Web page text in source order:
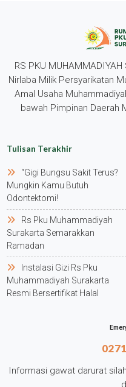
RS PKU MUHAMMADIYAH
Nirlaba Milik Persyarikatan
Amal Usaha
bawah Pimpinan Daerah
Tulisan Terakhir
“gigi Bungsu Sakit Terus?
Mungkin Kamu Butuh
Odontektomi!
Rs Pku Muhammadiyah
Surakarta Semarakkan
Ramadan
Instalasi Gizi Rs Pku
Muhammadiyah Surakarta
Resmi Bersertifikat Halal
Informasi gawat darurat